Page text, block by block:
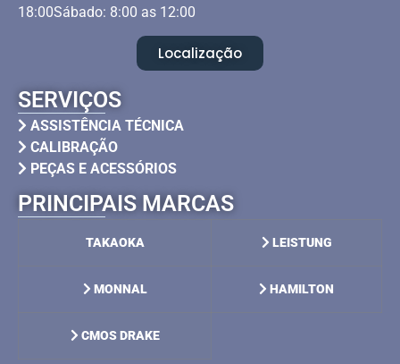
18:00Sábado: 8:00 as 12:00
Localização
SERVIÇOS
ASSISTÊNCIA TÉCNICA
CALIBRAÇÃO
PEÇAS E ACESSÓRIOS
PRINCIPAIS MARCAS
TAKAOKA LEISTUNG
MONNAL HAMILTON
CMOS DRAKE